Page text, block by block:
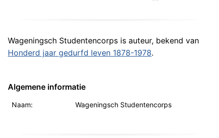
Wageningsch Studentencorps is auteur, bekend van
Honderd jaar gedurfd leven 1878-1978.
Algemene informatie
Naam: Wageningsch Studentencorps